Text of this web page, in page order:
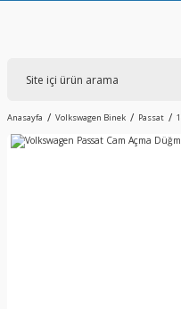
Anasayfa Volkswagen Binek Passat